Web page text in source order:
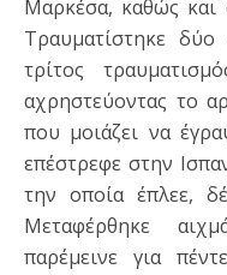
Μαρκέσα, καθώς και
Tραυματίστηκε
τρίτος
αχρηστεύοντας το
που μοιάζει να
επέστρεφε στην
την οποία έπλεε,
Μεταφέρθηκε
παρέμεινε για